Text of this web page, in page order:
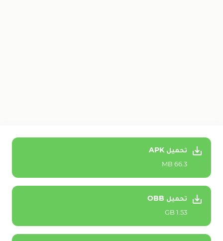
تحميل APK
66.3 MB
تحميل OBB
1.53 GB